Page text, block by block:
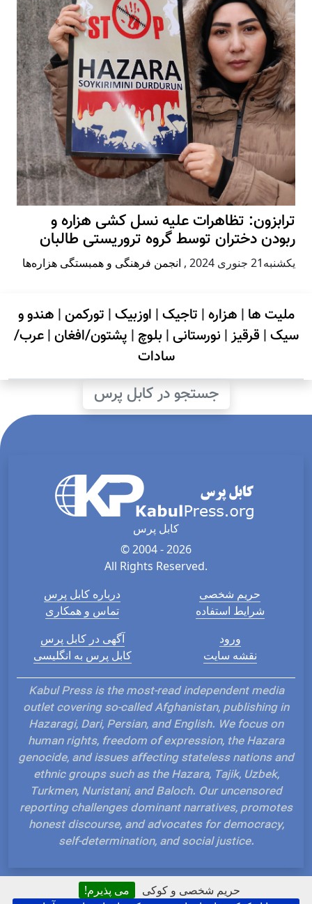
حریم شخصی و کوکی
می پذیرم!
ترابزون: تظاهرات علیه نسل کشی هزاره و
ربودن دختران توسط گروه تروریستی طالبان
يكشنبه21 جنوری 2024 , انجمن فرهنگی و همبستگی هزاره‌ها
ملیت ها | هزاره| تاجیک| اوزبیک| تورکمن| هندو و
سیک| قرقیز| نورستانی| بلوچ | پشتون/افغان|عرب/
سادات
جستجو در کابل پرس
کابل پرس
© 2004 - 2026
All Rights Reserved.
درباره کابل پرس
تماس و همکاری
حریم شخصی
شرایط استفاده
آگهی در کابل پرس
کابل پرس به انگلیسی
ورود
نقشه سایت
Kabul Press is the most-read independent media
outlet covering so-called Afghanistan, publishing in
Hazaragi, Dari, Persian, and English. We focus on
human rights, freedom of expression, the Hazara
genocide, and issues affecting stateless nations and
ethnic groups such as the Hazara, Tajik, Uzbek,
Turkmen, Nuristani, and Baloch. Our uncensored
reporting challenges dominant narratives, promotes
honest discourse, and advocates for democracy,
self-determination, and social justice.